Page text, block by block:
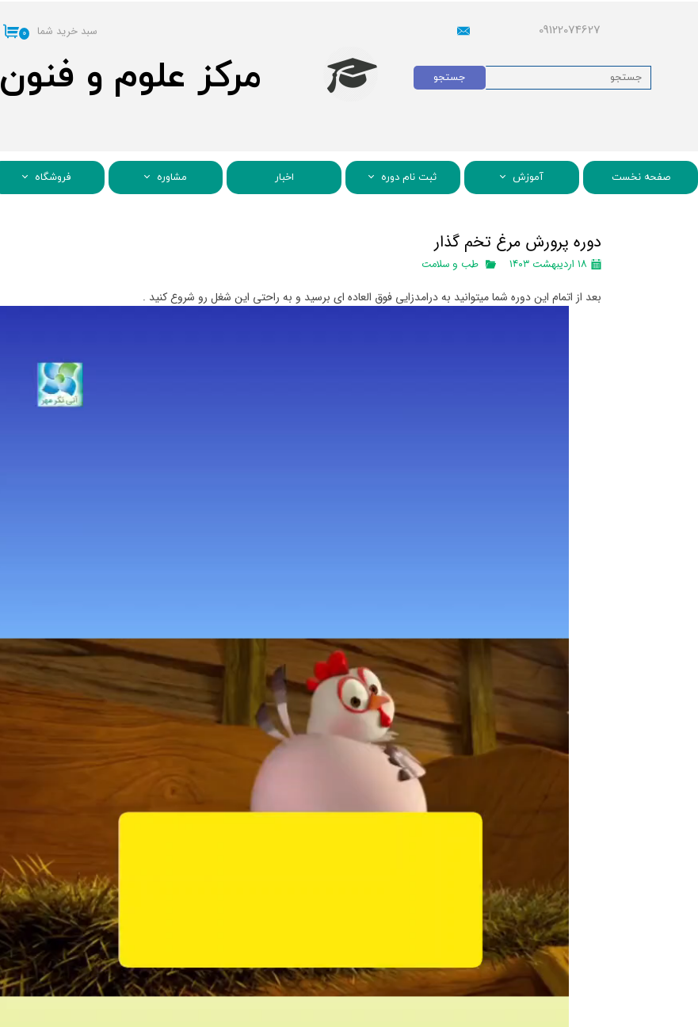
09122074627
مرکز علوم و فنون
۰ سبد خرید شما
جستجو
صفحه نخست آموزش ثبت نام دوره اخبار مشاوره فروشگاه
دوره پرورش مرغ تخم گذار
۱۸ اردیبهشت ۱۴۰۳ طب و سلامت
بعد از اتمام این دوره شما میتوانید به درامدزایی فوق العاده ای برسید و به راحتی این شغل رو شروع کنید .